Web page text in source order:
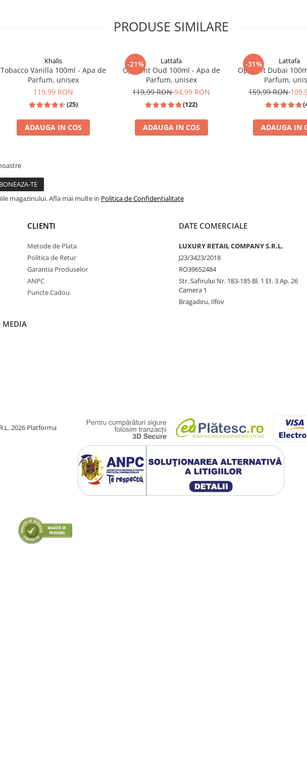
PRODUSE SIMILARE
Khalis
Tobacco Vanilla 100ml - Apa de
Parfum, unisex
119,99 RON
(25)
ADAUGA IN COS
-21% Lattafa
Opulent Oud 100ml - Apa de
Parfum, unisex
119,99 RON94,99 RON
(122)
ADAUGA IN COS
-31% Lattafa
Opulent Dubai
Parfum,
159,99 RON
ADAUGA IN
magazinului. Afla mai multe in Politica de Confidentialitate
CLIENTI
Metode de Plata
Politica de Retur
Garantia Produselor
ANPC
Puncte Cadou
DATE COMERCIALE
LUXURY RETAIL COMPANY S.R.L.
J23/3423/2018
RO39652484
Str. Safirului Nr. 183-185 Bl. 1 Et. 3 Ap. 26
Camera 1
Bragadiru, Ilfov
MEDIA
2026 Platforma